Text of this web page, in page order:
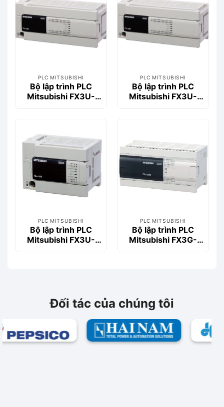
PLC MITSUBISHI
Bộ lập trình PLC
Mitsubishi FX3U-
PLC MITSUBISHI
Bộ lập trình PLC
Mitsubishi FX3U-
PLC MITSUBISHI
Bộ lập trình PLC
Mitsubishi FX3U-
PLC MITSUBISHI
Bộ lập trình PLC
Mitsubishi FX3G-
Đối tác của chúng tôi